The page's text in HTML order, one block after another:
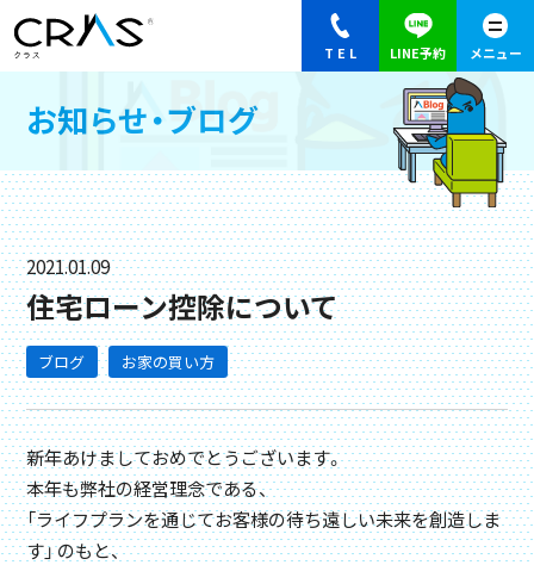
お知らせ・ブログ
2021.01.09
住宅ローン控除について
ブログ お家の買い方
新年あけましておめでとうございます。
本年も弊社の経営理念である、
「ライフプランを通じてお客様の待ち遠しい未来を創造しま
す」 のもと、